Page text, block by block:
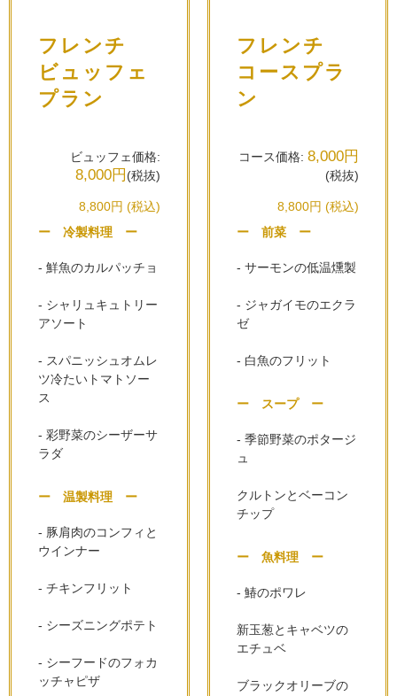
フレンチ
ビュッフェ
プラン
ビュッフェ価格:
8,000円 (税抜)
8,800円 (税込)
ー 冷製料理 ー
- 鮮魚のカルパッチョ
- シャリュキュトリー
アソート
- スパニッシュオムレ
ツ冷たいトマトソー
ス
- 彩野菜のシーザーサ
ラダ
ー 温製料理 ー
- 豚肩肉のコンフィと
ウインナー
- チキンフリット
- シーズニングポテト
- シーフードのフォカ
ッチャピザ
フレンチ
コースプラ
ン
コース価格: 8,000円
(税抜)
8,800円 (税込)
ー 前菜 ー
- サーモンの低温燻製
- ジャガイモのエクラ
ゼ
- 白魚のフリット
ー スープ ー
- 季節野菜のポタージ
ュ
クルトンとベーコン
チップ
ー 魚料理 ー
- 鰆のポワレ
新玉葱とキャベツの
エチュベ
ブラックオリーブの